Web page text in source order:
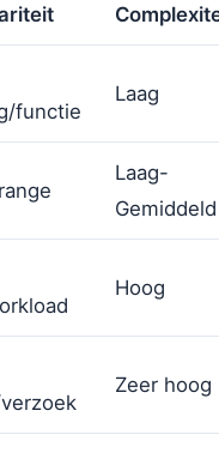
functie
Laag
Laag-
Gemiddeld
Hoog
Zeer hoog